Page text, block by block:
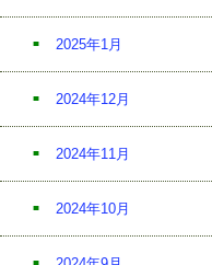
2025年1月
2024年12月
2024年11月
2024年10月